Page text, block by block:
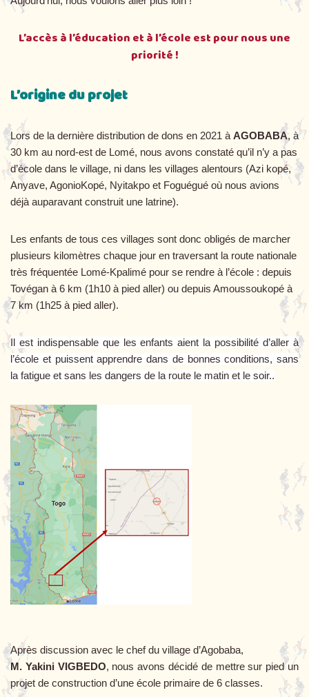
L’accès à l’éducation et à l’école est pour nous une
priorité !
L’origine du projet
Lors de la dernière distribution de dons en 2021 à AGOBABA, à
30 km au nord-est de Lomé, nous avons constaté qu’il n’y a pas
d’école dans le village, ni dans les villages alentours (Azi kopé,
Anyave, AgonioKopé, Nyitakpo et Foguégué où nous avions
déjà auparavant construit une latrine).
Les enfants de tous ces villages sont donc obligés de marcher
plusieurs kilomètres chaque jour en traversant la route nationale
très fréquentée Lomé-Kpalimé pour se rendre à l’école : depuis
Tovégan à 6 km (1h10 à pied aller) ou depuis Amoussoukopé à
7 km (1h25 à pied aller).
Il est indispensable que les enfants aient la possibilité d’aller à
l’école et puissent apprendre dans de bonnes conditions, sans
la fatigue et sans les dangers de la route le matin et le soir..
Après discussion avec le chef du village d’Agobaba,
M. Yakini VIGBEDO, nous avons décidé de mettre sur pied un
projet de construction d’une école primaire de 6 classes.